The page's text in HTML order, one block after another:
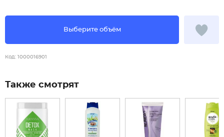
Выберите объём
Код: 1000016901
Также смотрят